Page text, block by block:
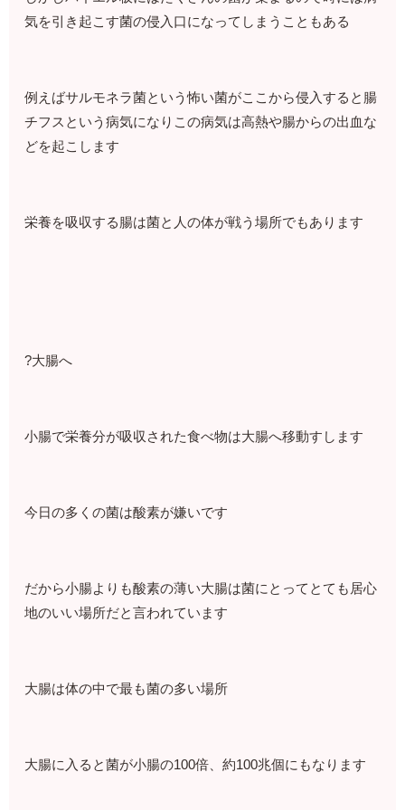
気を引き起こす菌の侵入口になってしまうこともある
例えばサルモネラ菌という怖い菌がここから侵入すると腸
チフスという病気になりこの病気は高熱や腸からの出血な
どを起こします
栄養を吸収する腸は菌と人の体が戦う場所でもあります
?大腸へ
小腸で栄養分が吸収された食べ物は大腸へ移動すします
今日の多くの菌は酸素が嫌いです
だから小腸よりも酸素の薄い大腸は菌にとってとても居心
地のいい場所だと言われています
大腸は体の中で最も菌の多い場所
大腸に入ると菌が小腸の100倍、約100兆個にもなります